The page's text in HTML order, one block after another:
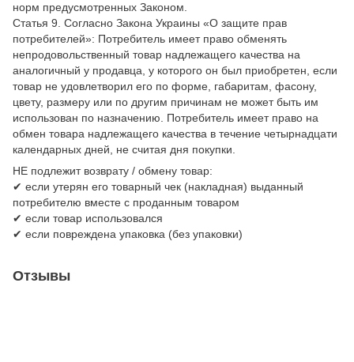
норм предусмотренных Законом.
Статья 9. Согласно Закона Украины «О защите прав
потребителей»: Потребитель имеет право обменять
непродовольственный товар надлежащего качества на
аналогичный у продавца, у которого он был приобретен, если
товар не удовлетворил его по форме, габаритам, фасону,
цвету, размеру или по другим причинам не может быть им
использован по назначению. Потребитель имеет право на
обмен товара надлежащего качества в течение четырнадцати
календарных дней, не считая дня покупки.
НЕ подлежит возврату / обмену товар:
✔ если утерян его товарный чек (накладная) выданный
потребителю вместе с проданным товаром
✔ если товар использовался
✔ если повреждена упаковка (без упаковки)
Отзывы